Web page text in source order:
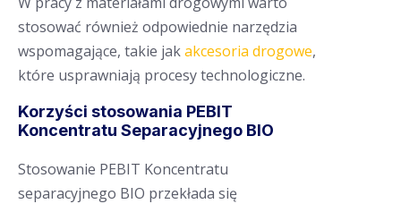
stosować również odpowiednie narzędzia
wspomagające, takie jakakcesoria drogowe,
które usprawniają procesy technologiczne.
Korzyści stosowania PEBIT
Koncentratu Separacyjnego BIO
Stosowanie PEBIT Koncentratu
separacyjnego BIO przekłada się